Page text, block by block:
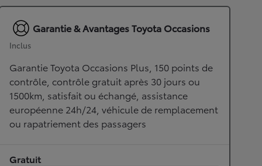
Garantie & Avantages Toyota Occasions
Inclus
Garantie Toyota Occasions Plus, 150 points de
contrôle, contrôle gratuit après 30 jours ou
1500km, satisfait ou échangé, assistance
européenne 24h/24, véhicule de remplacement
ou rapatriement des passagers
Gratuit